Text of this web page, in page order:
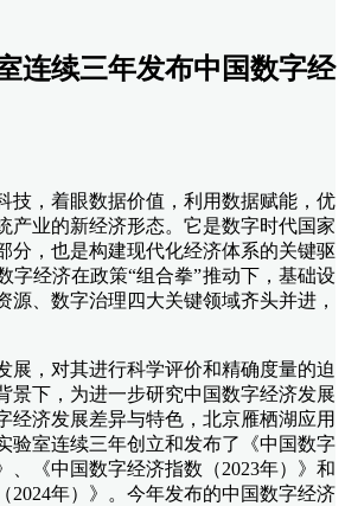
连续三年发布中国数字经
技，着眼数据价值，利用数据赋能，优
产业的新经济形态。它是数字时代国家
分，也是构建现代化经济体系的关键驱
字经济在政策“组合拳”推动下，基础设
源、数字治理四大关键领域齐头并进，
展，对其进行科学评价和精确度量的迫
景下，为进一步研究中国数字经济发展
经济发展差异与特色，北京雁栖湖应用
验室连续三年创立和发布了《中国数字
、《中国数字经济指数（2023年）》和
2024年）》。今年发布的中国数字经济